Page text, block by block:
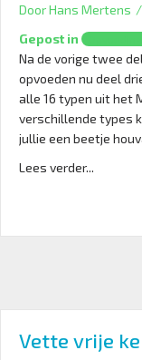
DoorHans Mertens /
Gepost in
Na de vorige twee
opvoeden nu deel
alle 16 typen uit het
verschillende types
jullie een beetje
Lees verder...
Vette vrije